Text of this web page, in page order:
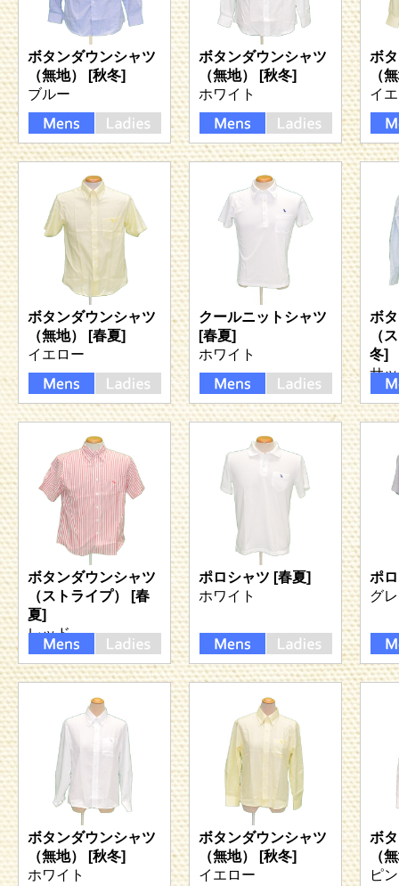
ボタンダウンシャツ
（無地） [秋冬]
ブルー
ボタンダウンシャツ
（無地） [秋冬]
ホワイト
ボ
（
イ
ボタンダウンシャツ
（無地） [春夏]
イエロー
クールニットシャツ
[春夏]
ホワイト
ボ
（
冬]
サ
ボタンダウンシャツ
（ストライプ） [春
夏]
レッド
ポロシャツ [春夏]
ホワイト
ポ
グ
ボタンダウンシャツ
（無地） [秋冬]
ホワイト
ボタンダウンシャツ
（無地） [秋冬]
イエロー
ボ
（
ピ